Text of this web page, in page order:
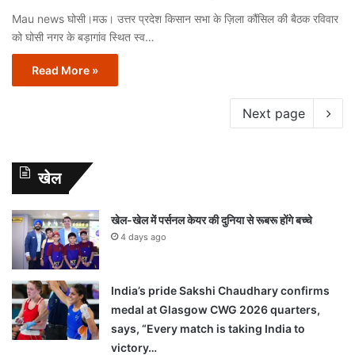
Mau news घोसी।मऊ। उत्तर प्रदेश किसान सभा के ज़िला कौंसिल की बैठक रविवार
को घोसी नगर के बड़ागांव स्थित स्व…
Read More »
Next page
खेल
खेल-खेल में पर्सनल केयर की दुनिया से रूबरू होंगे बच्चे
4 days ago
India’s pride Sakshi Chaudhary confirms
medal at Glasgow CWG 2026 quarters,
says, “Every match is taking India to
victory…